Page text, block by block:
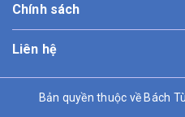
Chính sách
Liên hệ
Bản quyền thuộc về Bách